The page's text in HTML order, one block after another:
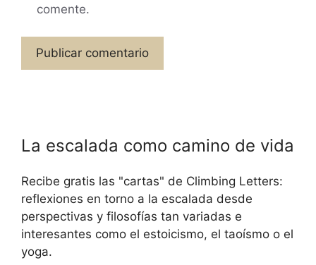
comente.
La escalada como camino de vida
Recibe gratis las "cartas" de Climbing Letters:
reflexiones en torno a la escalada desde
perspectivas y filosofías tan variadas e
interesantes como el estoicismo, el taoísmo o el
yoga.